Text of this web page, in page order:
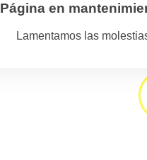
Página en
Lamentamos las